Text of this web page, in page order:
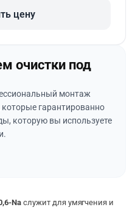
цену
очистки под
монтаж
гарантированно
которую вы используете
Naслужит для умягчения и